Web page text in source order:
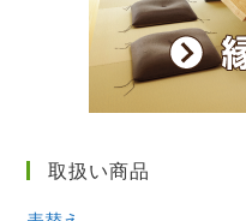
取扱い商品